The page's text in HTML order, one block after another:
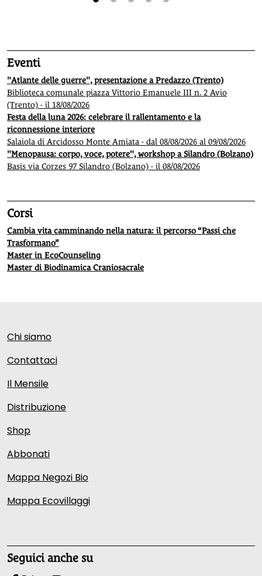
Eventi
"Atlante delle guerre", presentazione a Predazzo (Trento)
Biblioteca comunale piazza Vittorio Emanuele III n. 2 Avio
(Trento) - il 18/08/2026
Festa della luna 2026: celebrare il rallentamento e la
riconnessione interiore
Salaiola di Arcidosso Monte Amiata - dal 08/08/2026 al 09/08/2026
"Menopausa: corpo, voce, potere", workshop a Silandro (Bolzano)
Basis via Corzes 97 Silandro (Bolzano) - il 08/08/2026
Corsi
Cambia vita camminando nella natura: il percorso “Passi che
Trasformano”
Master in EcoCounseling
Master di Biodinamica Craniosacrale
Chi siamo
Contattaci
Il Mensile
Distribuzione
Shop
Abbonati
Mappa Negozi Bio
Mappa Ecovillaggi
Seguici anche su